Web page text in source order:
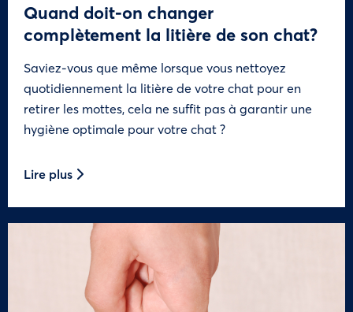
Quand doit-on changer
complètement la litière de son chat?
Saviez-vous que même lorsque vous nettoyez
quotidiennement la litière de votre chat pour en
retirer les mottes, cela ne suffit pas à garantir une
hygiène optimale pour votre chat ?
Lire plus